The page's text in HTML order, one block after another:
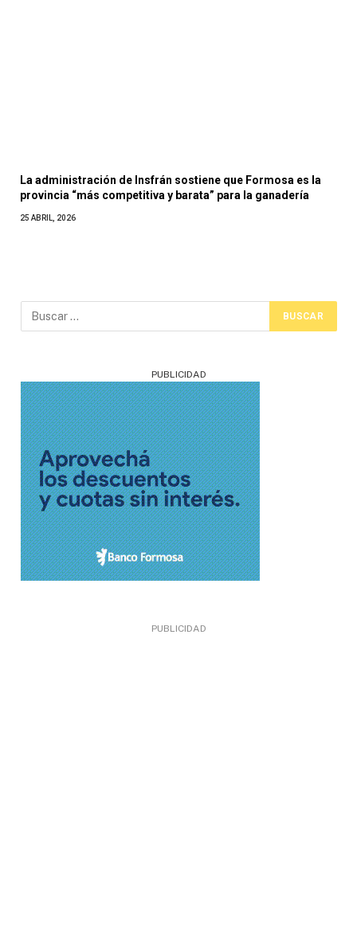
La administración de Insfrán sostiene que Formosa es la
provincia “más competitiva y barata” para la ganadería
25 ABRIL, 2026
PUBLICIDAD
PUBLICIDAD